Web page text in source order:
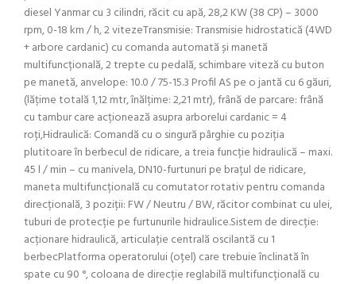
diesel Yanmar cu 3 cilindri, răcit cu apă, 28,2 KW (38 CP) – 3000
rpm, 0-18 km / h, 2 vitezeTransmisie: Transmisie hidrostatică (4WD
+ arbore cardanic) cu comanda automată și manetă
multifuncțională, 2 trepte cu pedală, schimbare viteză cu buton
pe manetă, anvelope: 10.0 / 75-15.3 Profil AS pe o jantă cu 6 găuri,
(lățime totală 1,12 mtr, înălțime: 2,21 mtr), frână de parcare: frână
cu tambur care acționează asupra arborelui cardanic = 4
roți,Hidraulică: Comandă cu o singură pârghie cu poziția
plutitoare în berbecul de ridicare, a treia funcție hidraulică – maxi.
45 l / min – cu manivela, DN10-furtunuri pe brațul de ridicare,
maneta multifuncțională cu comutator rotativ pentru comanda
direcțională, 3 poziții: FW / Neutru / BW, răcitor combinat cu ulei,
tuburi de protecție pe furtunurile hidraulice.Sistem de direcție:
acționare hidraulică, articulație centrală oscilantă cu 1
berbecPlatforma operatorului (oțel) care trebuie înclinată în
spate cu 90 °, coloana de direcție reglabilă multifuncțională cu